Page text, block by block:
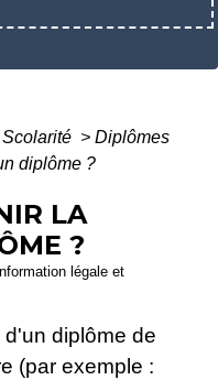
> Diplômes
diplôme ?
LA
?
légale et
diplôme de
(par exemple :